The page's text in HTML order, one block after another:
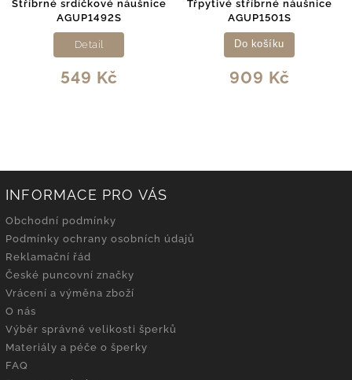
Stříbrné srdíčkové náušnice
AGUP1492S
549 Kč
Detail
Třpytivé stříbrné náušnice
AGUP1501S
909 Kč
Do košíku
INFORMACE PRO VÁS
Obchodní podmínky
Podmínky ochrany osobních údajů
Reklamační řád
České puncovní značky
Vrácení a výměna zboží
O nás
Výběr správné velikosti šperků
Materiály a péče o šperky
FAQ